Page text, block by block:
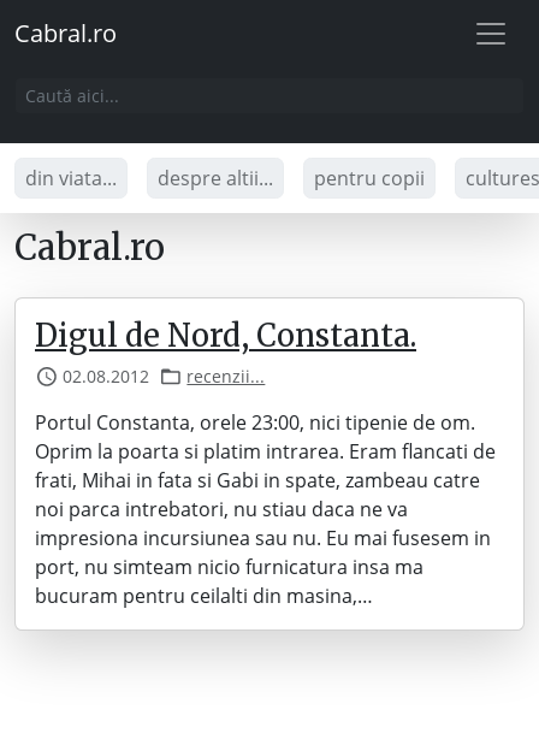
Cabral.ro
din viata... despre altii... pentru copii
Cabral.ro
Digul de Nord, Constanta.
02.08.2012 recenzii...
Portul Constanta, orele 23:00, nici tipenie de om.
Oprim la poarta si platim intrarea. Eram flancati de
frati, Mihai in fata si Gabi in spate, zambeau catre
noi parca intrebatori, nu stiau daca ne va
impresiona incursiunea sau nu. Eu mai fusesem in
port, nu simteam nicio furnicatura insa ma
bucuram pentru ceilalti din masina,…